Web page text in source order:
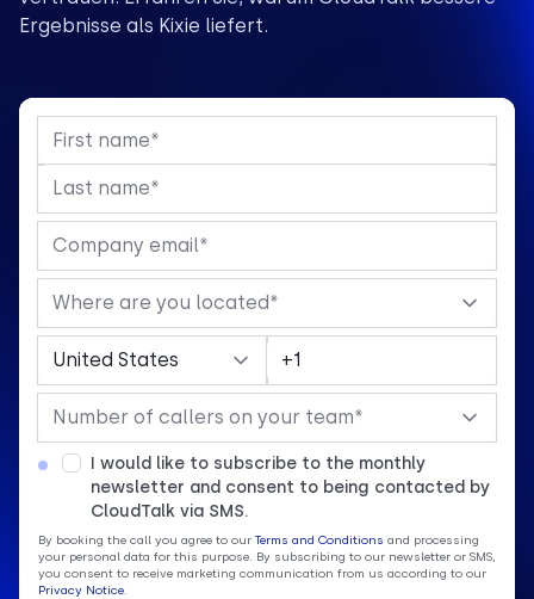
Ergebnisse als Kixie liefert.
I would like to subscribe to the monthly
newsletter and consent to being contacted by
CloudTalk via SMS.
By booking the call you agree to our Terms and Conditions and processing
your personal data for this purpose. By subscribing to our newsletter or SMS,
you consent to receive marketing communication from us according to our
Privacy Notice.